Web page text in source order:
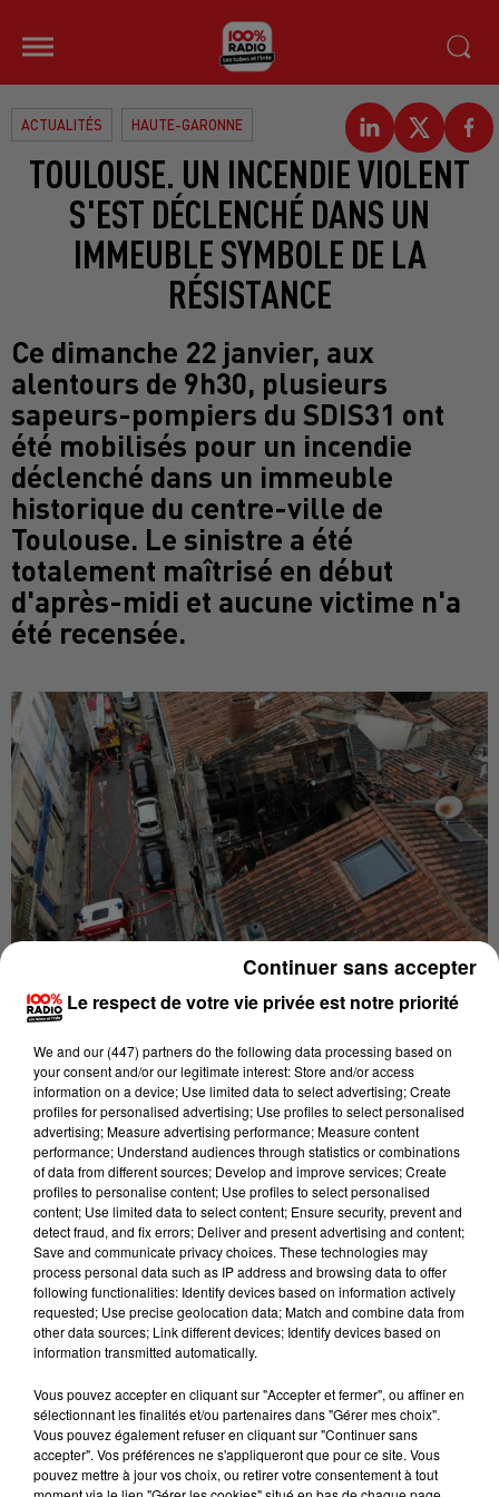
ACTUALITÉS HAUTE-GARONNE
TOULOUSE. UN INCENDIE VIOLENT
S'EST DÉCLENCHÉ DANS UN
IMMEUBLE SYMBOLE DE LA
RÉSISTANCE
Ce dimanche 22 janvier, aux
alentours de 9h30, plusieurs
sapeurs-pompiers du SDIS31 ont
été mobilisés pour un incendie
déclenché dans un immeuble
historique du centre-ville de
Toulouse. Le sinistre a été
totalement maîtrisé en début
d'après-midi et aucune victime n'a
été recensée.
Publié : 23 janvier 2023 à 11h54 par La Rédaction
Il était 9h31 précise quand les sapeurs-pompiers du
SDIS31 ont été alertés. Ce dimanche 22 janvier au
matin, un feu de combles s'est déclenché au 20 rue
du Commissaire Philippe, un immeuble historique
situé au centre-ville de Toulouse. Au total : 23
sapeurs-pompiers et quatre véhicules ont été
déployés sur les lieux. Le feu était généralisé sur un
bâtiment R+2. "Deux lances dont une sur un véhicule
échelle ont été mises en oeuvre pour éviter la
propagation aux immeubles mitoyens", précise le
flammes, les sapeurs-pompiers sont finalement
parvenus à les éteindres en début d'après-midi.
Aucune victime n'est à déplorer. Les raisons de
Le respect de votre vie privée est notre priorité
We and our (447) partnersdo the following data processing based on
your consent and/or our legitimate interest: Store and/or access
information on a device; Use limited data to select advertising; Create
profiles for personalised advertising; Use profiles to select personalised
advertising; Measure advertising performance; Measure content
performance; Understand audiences through statistics or combinations
of data from different sources; Develop and improve services; Create
profiles to personalise content; Use profiles to select personalised
content; Use limited data to select content; Ensure security, prevent and
detect fraud, and fix errors; Deliver and present advertising and content;
Save and communicate privacy choices. These technologies may
process personal data such as IP address and browsing data to offer
following functionalities: Identify devices based on information actively
requested; Use precise geolocation data; Match and combine data from
other data sources; Link different devices; Identify devices based on
information transmitted automatically.
Vous pouvez accepter en cliquant sur "Accepter et fermer", ou affiner en
sélectionnant les finalités et/ou partenaires dans "Gérer mes choix".
Vous pouvez également refuser en cliquant sur "Continuer sans
accepter". Vos préférences ne s'appliqueront que pour ce site. Vous
pouvez mettre à jour vos choix, ou retirer votre consentement à tout
Continuer sans accepter